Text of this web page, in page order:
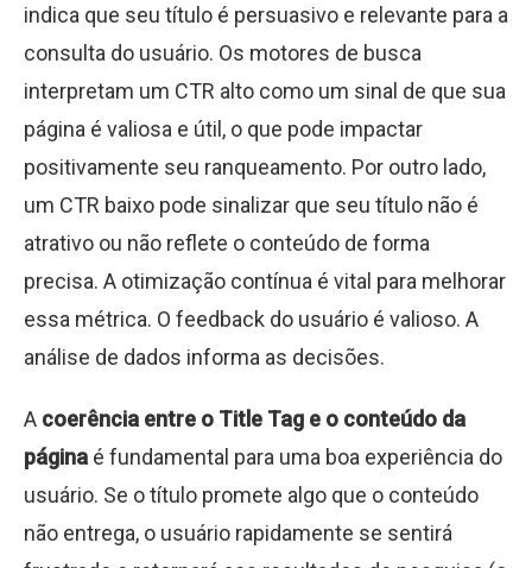
indica que seu título é persuasivo e relevante para a
consulta do usuário. Os motores de busca
interpretam um CTR alto como um sinal de que sua
página é valiosa e útil, o que pode impactar
positivamente seu ranqueamento. Por outro lado,
um CTR baixo pode sinalizar que seu título não é
atrativo ou não reflete o conteúdo de forma
precisa. A otimização contínua é vital para melhorar
essa métrica. O feedback do usuário é valioso. A
análise de dados informa as decisões.
A coerência entre o Title Tag e o conteúdo da
página é fundamental para uma boa experiência do
usuário. Se o título promete algo que o conteúdo
não entrega, o usuário rapidamente se sentirá